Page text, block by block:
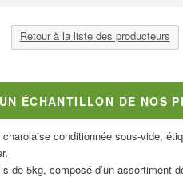
Retour à la liste des producteurs
ÉCHANTILLON DE NOS
conditionnée sous-vide,
de 5kg, composé d’un assortiment